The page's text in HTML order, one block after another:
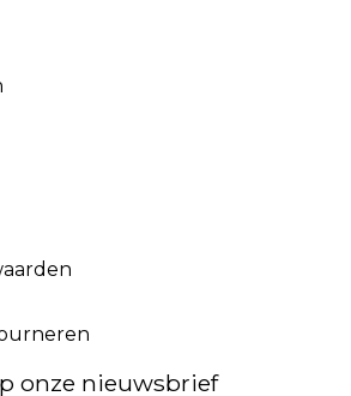
onze nieuwsbrief